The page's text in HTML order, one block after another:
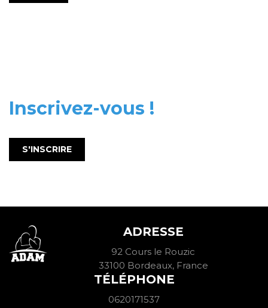
Inscrivez-vous !
S'INSCRIRE
ADRESSE
92 Cours le Rouzic
33100 Bordeaux, France
TÉLÉPHONE
0620171537